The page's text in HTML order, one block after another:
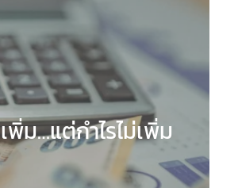
ม…แต่กำไรไม่เพิ่ม